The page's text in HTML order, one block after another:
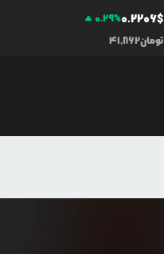
0.29%0.2206$
41,862تومان